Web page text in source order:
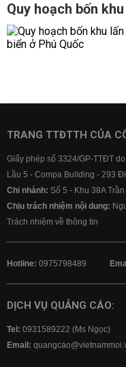
Quy hoạch bốn
TRANG TTĐTTH CỦA
Giấy phép số 3324/GP-TTĐT
Lầu 5 - Compa Building - 293
Chi nhánh: Số 5 - Khu 38A
Chịu trách nhiệm nội dung:
Trách nhiệm về thông tin
Hotline: 0975798489
DỊCH VỤ QUẢNG CÁO:
Tel: 0931589222 (Ms Ngọc)
Email: